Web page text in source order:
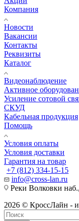
Компания
Новости
Вакансии
Контакты
Реквизиты
Каталог
Видеонаблюдение
Активное
Усиление сотовой
СКУД
Кабельная продукция
Помощь
Условия оплаты
Условия доставки
Гарантия на товар
+7 (812) 334-15-15
info@cross-lan.ru
Реки Волковки
2026 © КроссЛайн -